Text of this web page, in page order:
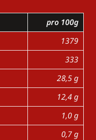
pro 100g
1379
333
28,5 g
12,4 g
1,0 g
0,7 g